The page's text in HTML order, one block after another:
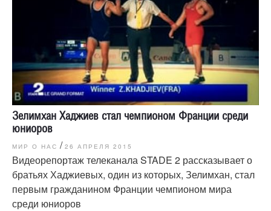
Зелимхан Хаджиев стал чемпионом Франции среди
юниоров
МИР О НАС / 26 АПРЕЛЯ 2015
Видеорепортаж телеканала STADE 2 рассказывает о
братьях Хаджиевых, один из которых, Зелимхан, стал
первым гражданином Франции чемпионом мира
среди юниоров